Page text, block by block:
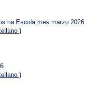
na Escola mes marzo 2026
)
)